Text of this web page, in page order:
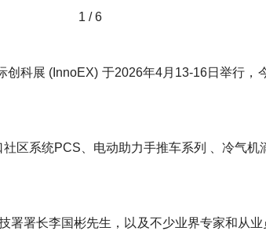
1 / 6
科展 (InnoEX) 于2026年4月13-16日举行
区系统PCS、电动助力手推车系列 、冷气
署长李国彬先生，以及不少业界专家和从